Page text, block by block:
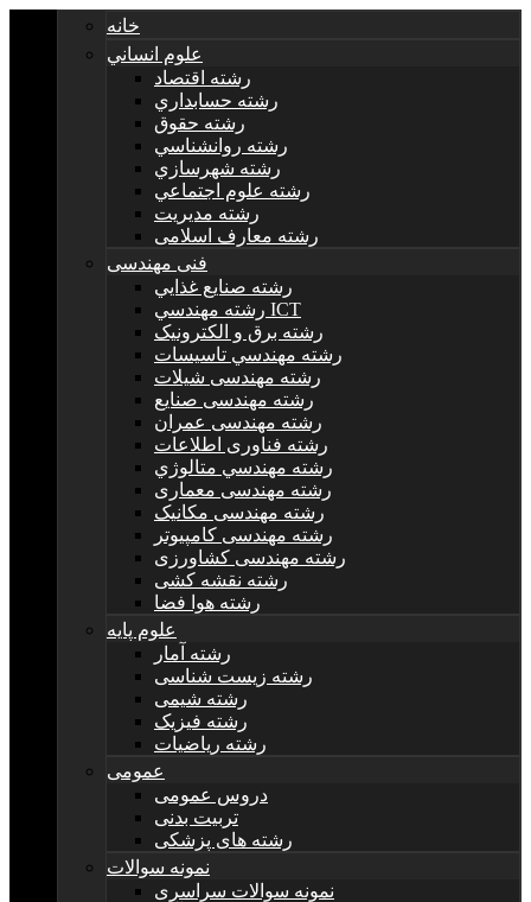
خانه
علوم انساني
رشته اقتصاد
رشته حسابداري
رشته حقوق
رشته روانشناسي
رشته شهرسازي
رشته علوم اجتماعي
رشته مديريت
رشته معارف اسلامی
فنی مهندسی
رشته صنايع غذايي
رشته مهندسي ICT
رشته برق و الکترونيک
رشته مهندسي تاسيسات
رشته مهندسی شیلات
رشته مهندسی صنایع
رشته مهندسی عمران
رشته فناوری اطلاعات
رشته مهندسي متالوژي
رشته مهندسی معماری
رشته مهندسی مکانیک
رشته مهندسی کامپیوتر
رشته مهندسی کشاورزی
رشته نقشه کشی
رشته هوا فضا
علوم پایه
رشته آمار
رشته زیست شناسی
رشته شیمی
رشته فیزیک
رشته ریاضیات
عمومی
دروس عمومی
تربیت بدنی
رشته های پزشکی
نمونه سوالات
نمونه سوالات سراسری